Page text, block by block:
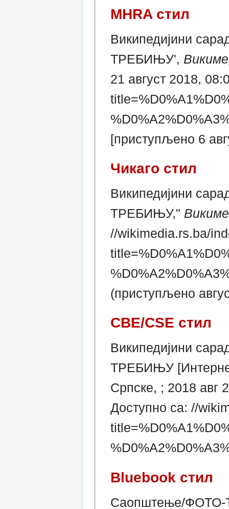
MHRA стил
Википедијини
ТРЕБИЊУ',
21 август 2018,
[приступљено 6
Чикаго стил
Википедијини
ТРЕБИЊУ,"
//wikimedia.rs.ba/
(приступљено
CBE/CSE стил
Википедијини
ТРЕБИЊУ
Српске, ; 2018 авг
Доступно са: //
Bluebook стил
Саопштење/